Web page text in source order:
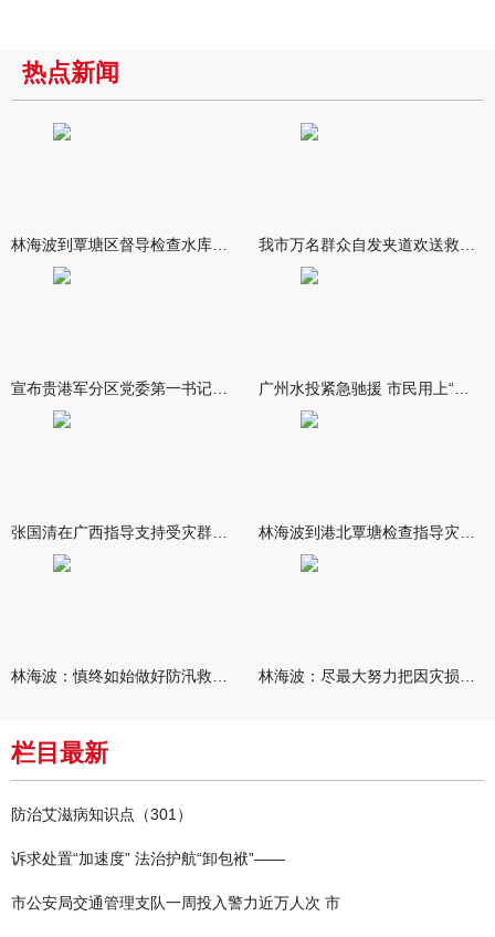
热点新闻
栏目最新
防治艾滋病知识点（301）
诉求处置“加速度” 法治护航“卸包袱”——
市公安局交通管理支队一周投入警力近万人次 市